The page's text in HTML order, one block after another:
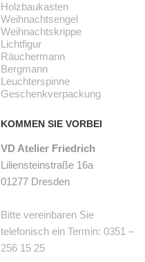
Holzbaukasten
Weihnachtsengel
Weihnachtskrippe
Lichtfigur
Räuchermann
Bergmann
Leuchterspinne
Geschenkverpackung
KOMMEN SIE VORBEI
VD Atelier Friedrich
Liliensteinstraße 16a
01277 Dresden
Bitte vereinbaren Sie
telefonisch ein Termin: 0351 –
256 15 25